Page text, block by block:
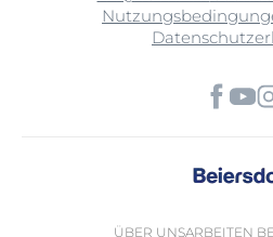
ÜBER UNSARBEITEN